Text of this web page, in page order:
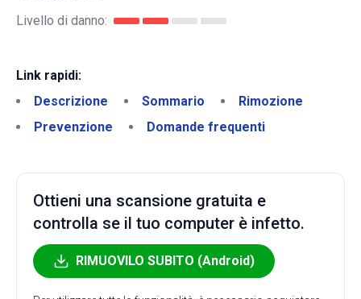
Livello di danno:
Link rapidi:
Descrizione
Sommario
Rimozione
Prevenzione
Domande frequenti
Ottieni una scansione gratuita e
controlla se il tuo computer è infetto.
RIMUOVILO SUBITO (Android)